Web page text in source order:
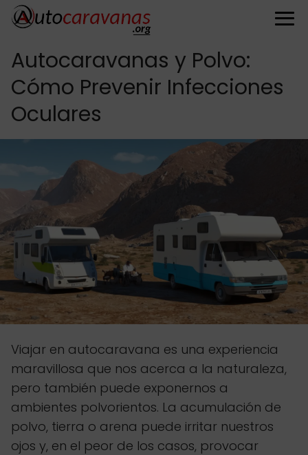
Autocaravanas y Polvo:
Cómo Prevenir Infecciones
Oculares
Viajar en autocaravana es una experiencia
maravillosa que nos acerca a la naturaleza,
pero también puede exponernos a
ambientes polvorientos. La acumulación de
polvo, tierra o arena puede irritar nuestros
ojos y, en el peor de los casos, provocar